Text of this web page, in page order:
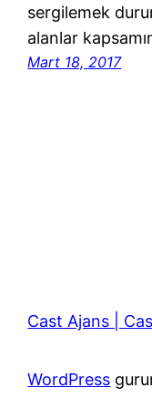
sergilemek
alanlar
Mart 18, 2017
Cast Ajans |
WordPress